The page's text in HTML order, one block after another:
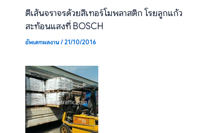
ตีเส้นจราจรด้วยสีเทอร์โมพลาสติก โรยลูกแก้ว
สะท้อนแสงที่ BOSCH
อัพเดทผลงาน/21/10/2016